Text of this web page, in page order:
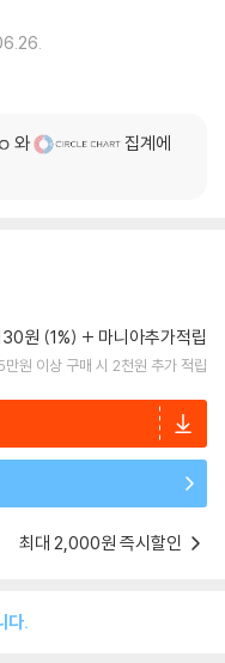
와
집계에
원 (1%) 마니아추가적립
만원 이상 구매 시 2천원 추가 적립
최대 2,000원 즉시할인
다.